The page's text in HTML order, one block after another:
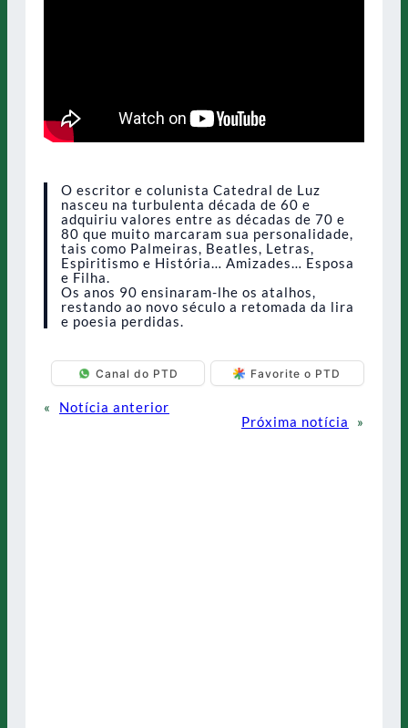
O escritor e colunista Catedral de Luz
nasceu na turbulenta década de 60 e
adquiriu valores entre as décadas de 70 e
80 que muito marcaram sua personalidade,
tais como Palmeiras, Beatles, Letras,
Espiritismo e História… Amizades… Esposa
e Filha.
Os anos 90 ensinaram-lhe os atalhos,
restando ao novo século a retomada da lira
e poesia perdidas.
Canal do PTD Favorite o PTD
«
Notícia anterior
Próxima notícia
»